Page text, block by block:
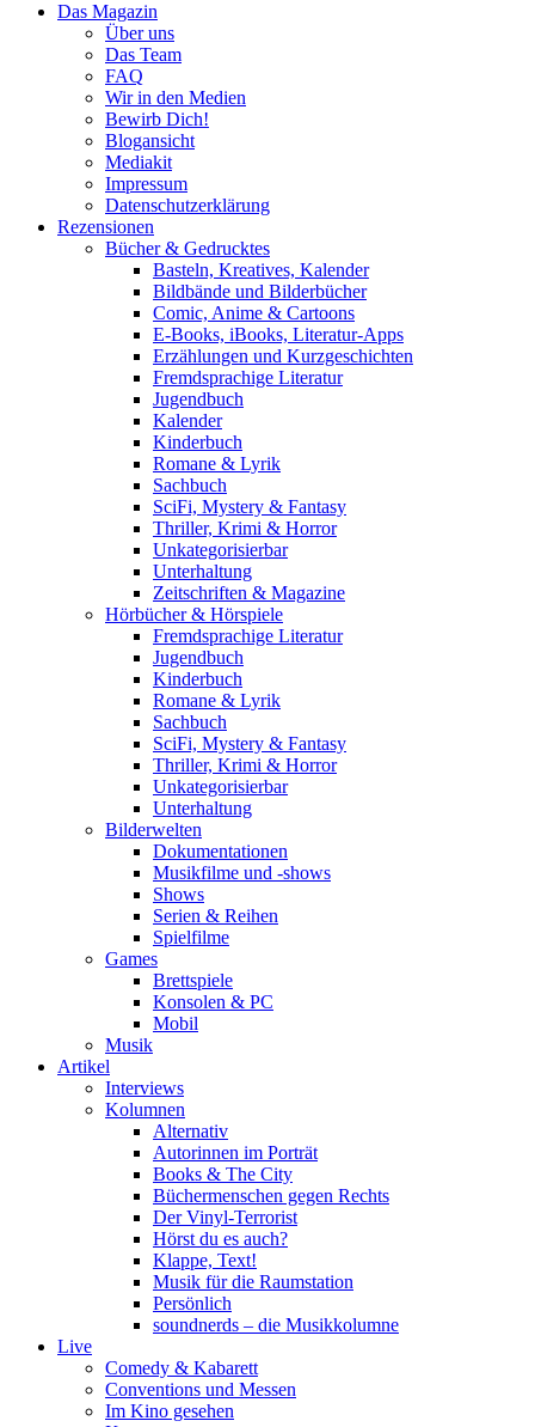
Das Magazin
Über uns
Das Team
FAQ
Wir in den Medien
Bewirb Dich!
Blogansicht
Mediakit
Impressum
Datenschutzerklärung
Rezensionen
Bücher & Gedrucktes
Basteln, Kreatives, Kalender
Bildbände und Bilderbücher
Comic, Anime & Cartoons
E-Books, iBooks, Literatur-Apps
Erzählungen und Kurzgeschichten
Fremdsprachige Literatur
Jugendbuch
Kalender
Kinderbuch
Romane & Lyrik
Sachbuch
SciFi, Mystery & Fantasy
Thriller, Krimi & Horror
Unkategorisierbar
Unterhaltung
Zeitschriften & Magazine
Hörbücher & Hörspiele
Fremdsprachige Literatur
Jugendbuch
Kinderbuch
Romane & Lyrik
Sachbuch
SciFi, Mystery & Fantasy
Thriller, Krimi & Horror
Unkategorisierbar
Unterhaltung
Bilderwelten
Dokumentationen
Musikfilme und -shows
Shows
Serien & Reihen
Spielfilme
Games
Brettspiele
Konsolen & PC
Mobil
Musik
Artikel
Interviews
Kolumnen
Alternativ
Autorinnen im Porträt
Books & The City
Büchermenschen gegen Rechts
Der Vinyl-Terrorist
Hörst du es auch?
Klappe, Text!
Musik für die Raumstation
Persönlich
soundnerds – die Musikkolumne
Live
Comedy & Kabarett
Conventions und Messen
Im Kino gesehen